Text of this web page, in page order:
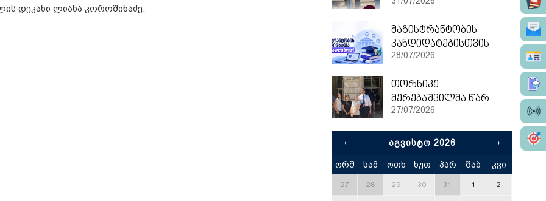
დეკანი ლიანა კოროშინაძე.
მაგისტრანტობის
კანდიდატებისთვის
28/07/2026
თორნიკე
მერებაშვილმა წარჩინებით დაასრულა ეტვოშ ლორანის უნივერსიტეტის სამაგისტრო პროგრამა
27/07/2026
‹ ᲐᲒᲕᲘᲡᲢᲝ 2026 ›
ორშ სამ ოთხ ხუთ პარ შაბ კვი
27 28 29 30 31 1 2